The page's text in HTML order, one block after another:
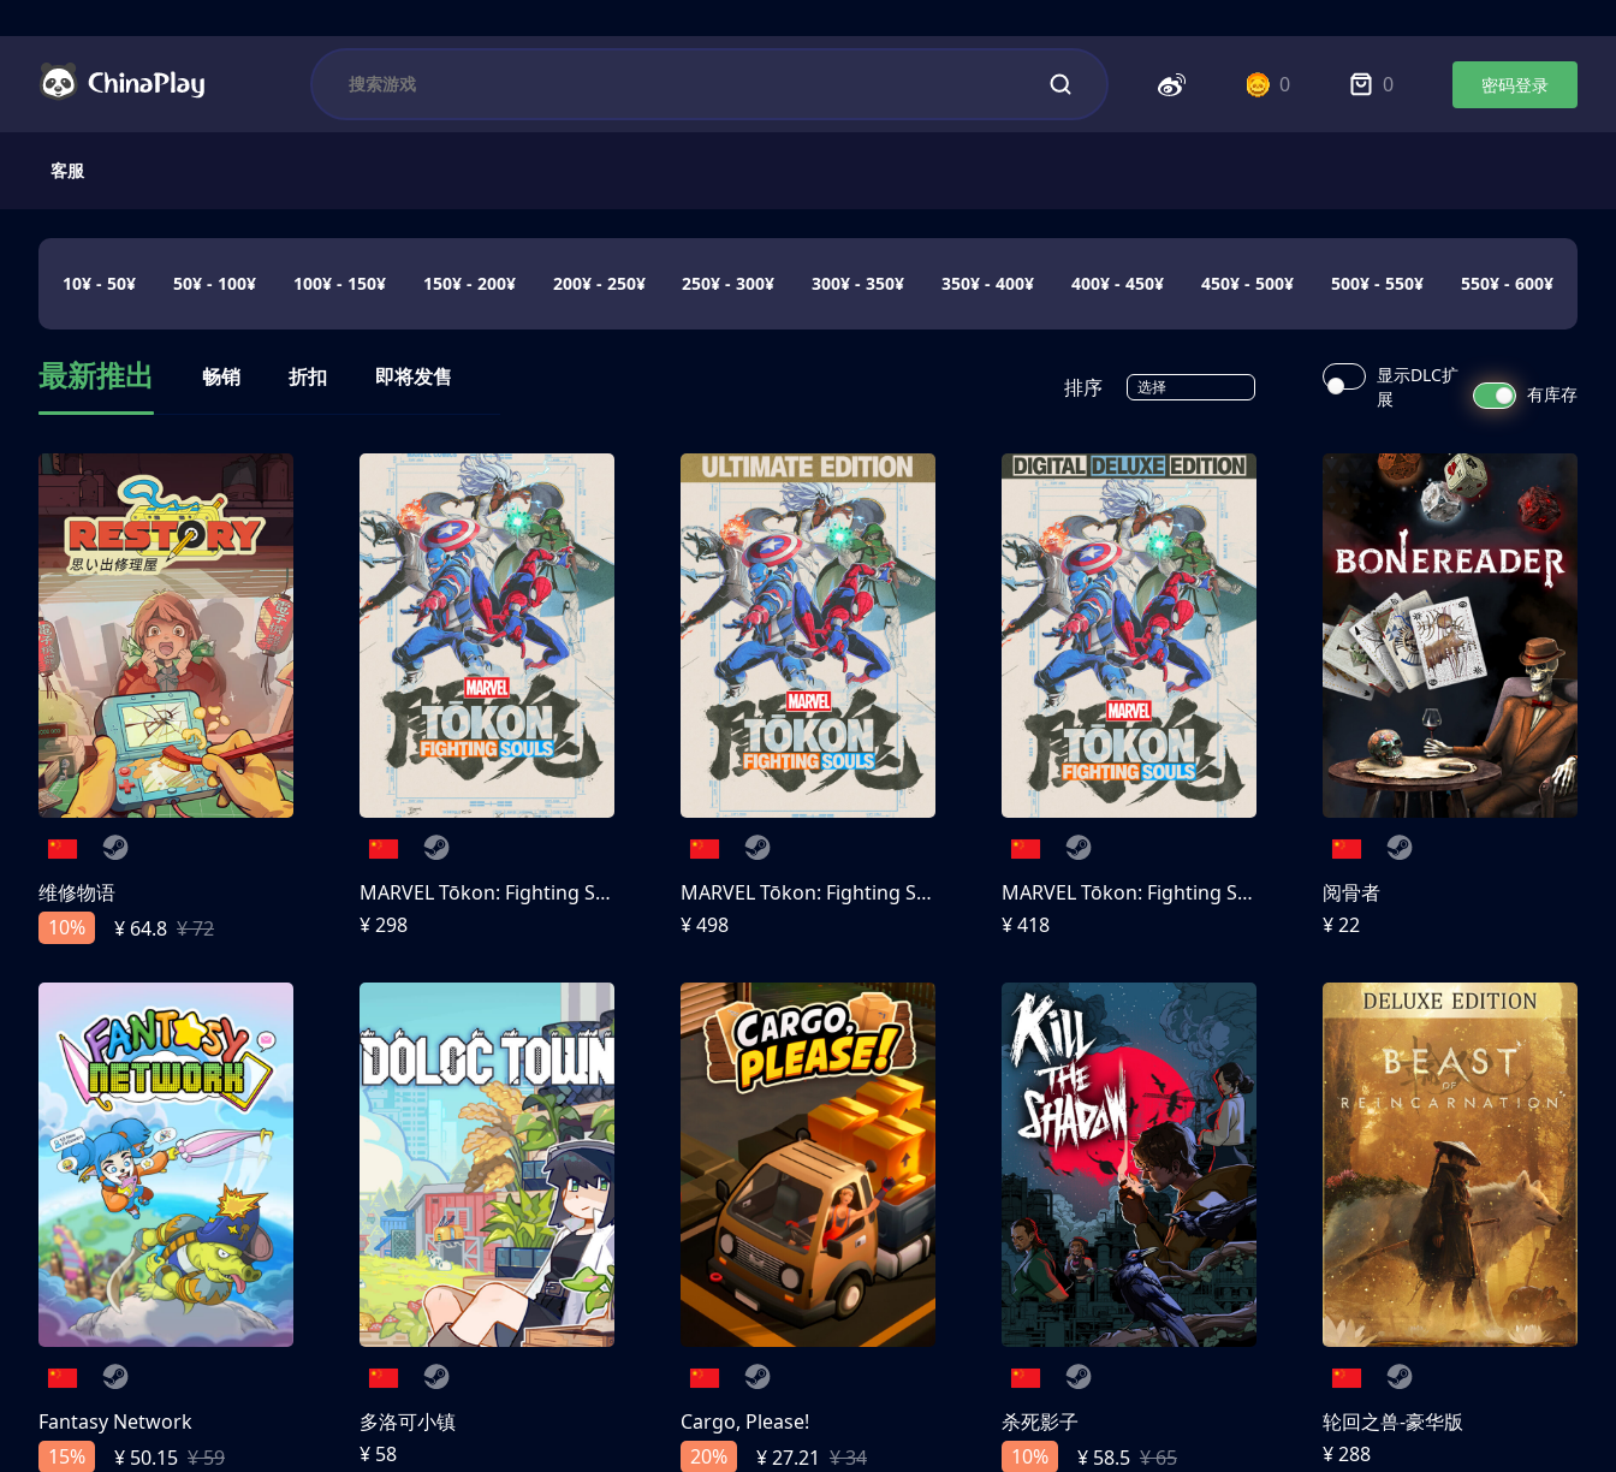
0 0 密码登录
客服
10¥ - 50¥ 50¥ - 100¥ 100¥ - 150¥ 150¥ - 200¥ 200¥ - 250¥ 250¥ - 300¥ 300¥ - 350¥ 350¥ - 400¥ 400¥ - 450¥ 450¥ - 500¥ 500¥ - 550¥ 550¥ - 600¥
最新推出 畅销 折扣 即将发售 排序 选择
显示DLC扩
展
有库存
维修物语
10%
¥ 64.8 ¥ 72
MARVEL Tōkon: Fighting Souls
¥ 298
MARVEL Tōkon: Fighting Souls 终极版
¥ 498
MARVEL Tōkon: Fighting Souls 数字豪华版
¥ 418
阅骨者
¥ 22
Fantasy Network
15%
¥ 50.15 ¥ 59
多洛可小镇
¥ 58
Cargo, Please!
20%
¥ 27.21 ¥ 34
杀死影子
10%
¥ 58.5 ¥ 65
轮回之兽-豪华版
¥ 288